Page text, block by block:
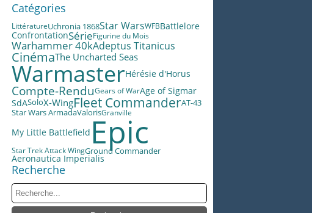
Catégories
LittératureUchronia 1868Star WarsWFBBattlelore
ConfrontationSérieFigurine du Mois
Warhammer 40kAdeptus Titanicus
CinémaThe Uncharted Seas
WarmasterHérésie d'Horus
Compte-RenduGears of WarAge of Sigmar
SdASoloX-WingFleet CommanderAT-43
Star Wars ArmadaValorisGranville
My Little Battlefield Epic
Star Trek Attack WingGround Commander
Aeronautica Imperialis
Recherche